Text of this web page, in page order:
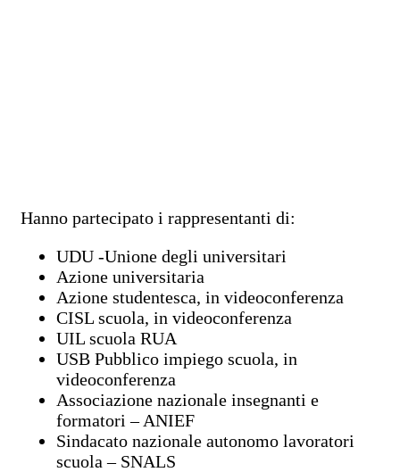
Hanno partecipato i rappresentanti di:
UDU -Unione degli universitari
Azione universitaria
Azione studentesca, in videoconferenza
CISL scuola, in videoconferenza
UIL scuola RUA
USB Pubblico impiego scuola, in
videoconferenza
Associazione nazionale insegnanti e
formatori – ANIEF
Sindacato nazionale autonomo lavoratori
scuola – SNALS